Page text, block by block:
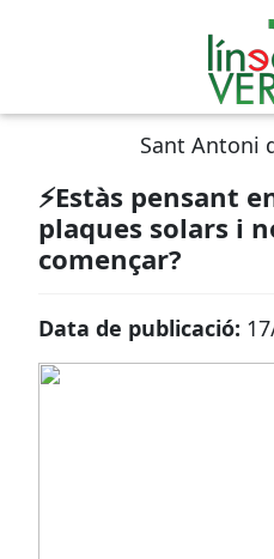
Sant Antoni
⚡Estàs pensant
plaques solars i
començar?
Data de publicació: